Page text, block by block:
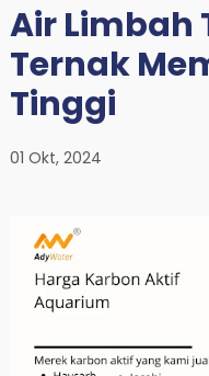
Air Limbah
Ternak
Tinggi
01 Okt, 2024